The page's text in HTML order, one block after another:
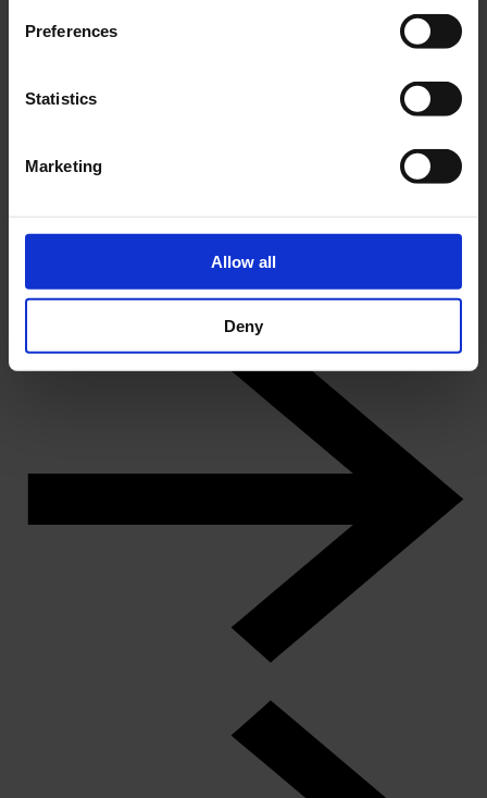
Preferences
Statistics
Marketing
Allow all
Deny
Indlægsinddeling
1 2